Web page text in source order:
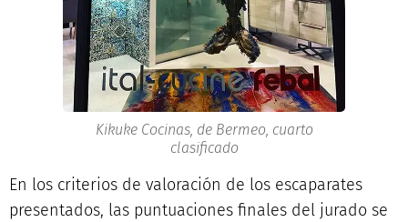
Kikuke Cocinas, de Bermeo, cuarto
clasificado
En los criterios de valoración de los escaparates
presentados, las puntuaciones finales del jurado se